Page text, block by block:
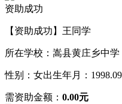
资助成功
【资助成功】王同学
所在学校：嵩县黄庄乡中学
性别：女出生年月：1998.09
需资助金额： 0.00元